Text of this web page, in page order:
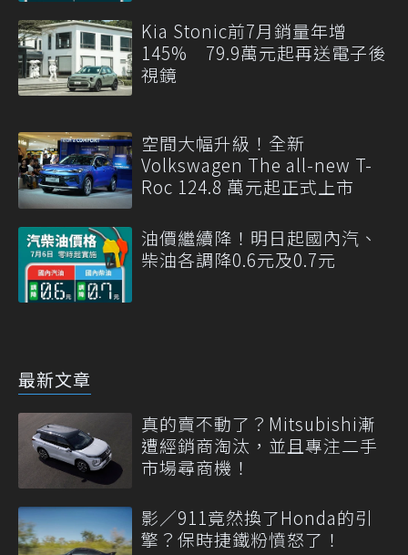
Kia Stonic前7月銷量年增
145% 79.9萬元起再送電子後
視鏡
空間大幅升級！全新
Volkswagen The all-new T-
Roc 124.8 萬元起正式上市
油價繼續降！明日起國內汽、
柴油各調降0.6元及0.7元
最新文章
真的賣不動了？Mitsubishi漸
遭經銷商淘汰，並且專注二手
市場尋商機！
影／911竟然換了Honda的引
擎？保時捷鐵粉憤怒了！